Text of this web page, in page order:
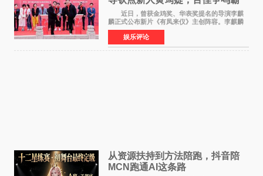
气回应
近日，曾获金鸡奖、华表奖提名的导演李麒
麟正式公布新片《有凤来仪》主创阵容。李麒麟
早年凭电影《华容道》获得金鸡奖、华表奖提
名，此后长期参与国内外电影制作，其担任制片
人参与的作品亦曾
娱乐评论
从资源扶持到方法陪跑，抖音陪
MCN跑通AI这条路